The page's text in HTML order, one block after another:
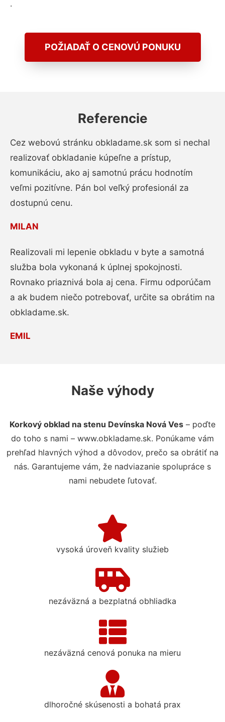
.
POŽIADAŤ O CENOVÚ PONUKU
Referencie
Cez webovú stránku obkladame.sk som si nechal
realizovať obkladanie kúpeľne a prístup,
komunikáciu, ako aj samotnú prácu hodnotím
veľmi pozitívne. Pán bol veľký profesionál za
dostupnú cenu.
MILAN
Realizovali mi lepenie obkladu v byte a samotná
služba bola vykonaná k úplnej spokojnosti.
Rovnako priaznivá bola aj cena. Firmu odporúčam
a ak budem niečo potrebovať, určite sa obrátim na
obkladame.sk.
EMIL
Naše výhody
Korkový obklad na stenu Devínska Nová Ves – poďte
do toho s nami – www.obkladame.sk. Ponúkame vám
prehľad hlavných výhod a dôvodov, prečo sa obrátiť na
nás. Garantujeme vám, že nadviazanie spolupráce s
nami nebudete ľutovať.
vysoká úroveň kvality služieb
nezáväzná a bezplatná obhliadka
nezáväzná cenová ponuka na mieru
dlhoročné skúsenosti a bohatá prax